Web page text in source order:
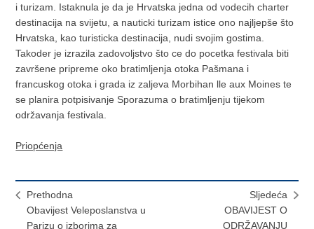
i turizam. Istaknula je da je Hrvatska jedna od vodecih charter
destinacija na svijetu, a nauticki turizam istice ono najljepše što
Hrvatska, kao turisticka destinacija, nudi svojim gostima.
Takoder je izrazila zadovoljstvo što ce do pocetka festivala biti
završene pripreme oko bratimljenja otoka Pašmana i
francuskog otoka i grada iz zaljeva Morbihan lle aux Moines te
se planira potpisivanje Sporazuma o bratimljenju tijekom
održavanja festivala.
Priopćenja
Prethodna
Obavijest Veleposlanstva u
Parizu o izborima za
Sljedeća
OBAVIJEST O
ODRŽAVANJU